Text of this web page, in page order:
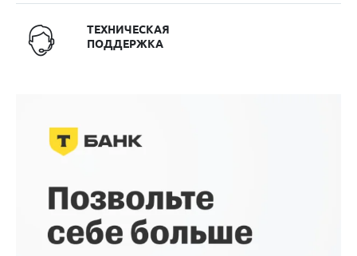
ТЕХНИЧЕСКАЯ
ПОДДЕРЖКА